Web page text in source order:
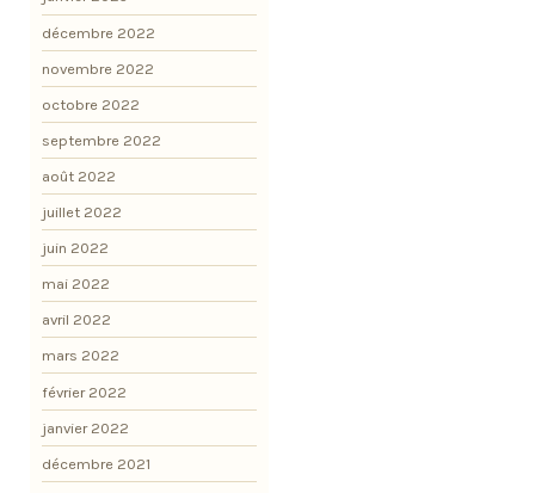
décembre 2022
novembre 2022
octobre 2022
septembre 2022
août 2022
juillet 2022
juin 2022
mai 2022
avril 2022
mars 2022
février 2022
janvier 2022
décembre 2021